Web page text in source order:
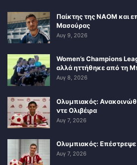
Παίκτης της ΝΑΟΜ και
Μασούρας
Αυγ 9, 2026
Women’s Champions
αλλά ηττήθηκε από τη
Αυγ 8, 2026
Ολυμπιακός:
ντε Ολιβέιρα
Αυγ 7, 2026
Ολυμπιακός:
Αυγ 7, 2026